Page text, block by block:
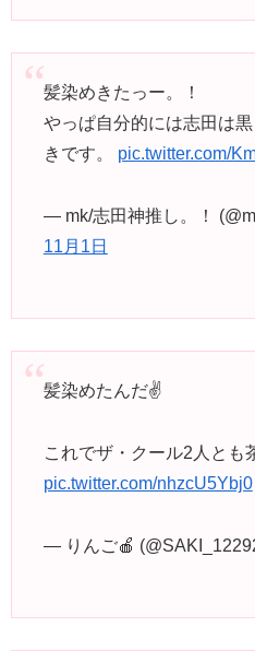
髪染めきたっー。！
やっぱ自分的には志田は
きです。 pic.twitter.com/
— mk/志田神推し。！
11月1日
髪染めたんだ✌
これでザ・クール2人とも
pic.twitter.com/nhzcU5Ybj0
— りんご🍎